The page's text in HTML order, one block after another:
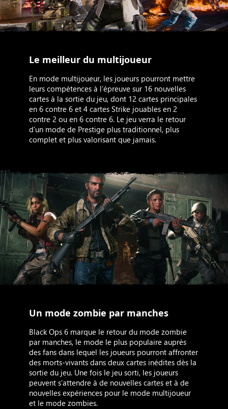
Le meilleur du multijoueur
En mode multijoueur, les joueurs pourront mettre
leurs compétences à l’épreuve sur 16 nouvelles
cartes à la sortie du jeu, dont 12 cartes principales
en 6 contre 6 et 4 cartes Strike jouables en 2
contre 2 ou en 6 contre 6. Le jeu verra le retour
d’un mode de Prestige plus traditionnel, plus
complet et plus valorisant que jamais.
Un mode zombie par manches
Black Ops 6 marque le retour du mode zombie
par manches, le mode le plus populaire auprès
des fans dans lequel les joueurs pourront affronter
des morts-vivants dans deux cartes inédites dès la
sortie du jeu. Une fois le jeu sorti, les joueurs
peuvent s’attendre à de nouvelles cartes et à de
nouvelles expériences pour le mode multijoueur
et le mode zombies.